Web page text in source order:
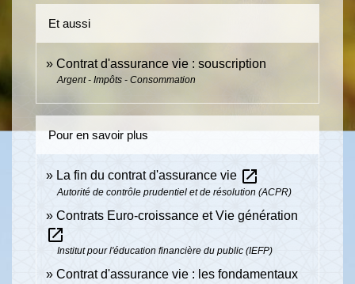
Et aussi
Contrat d'assurance vie : souscription
Argent - Impôts - Consommation
Pour en savoir plus
La fin du contrat d'assurance vie open_in_new
Autorité de contrôle prudentiel et de résolution (ACPR)
Contrats Euro-croissance et Vie génération
open_in_new
Institut pour l'éducation financière du public (IEFP)
Contrat d'assurance vie : les fondamentaux